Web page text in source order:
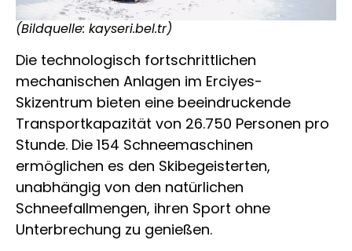
(Bildquelle: kayseri.bel.tr)
Die technologisch fortschrittlichen
mechanischen Anlagen im Erciyes-
Skizentrum bieten eine beeindruckende
Transportkapazität von 26.750 Personen pro
Stunde. Die 154 Schneemaschinen
ermöglichen es den Skibegeisterten,
unabhängig von den natürlichen
Schneefallmengen, ihren Sport ohne
Unterbrechung zu genießen.